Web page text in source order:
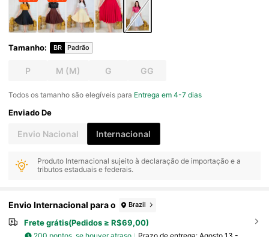
Tamanho: BR Padrão
P M (M) G GG
Todos os tamanho são elegíveis para Entrega em 4-7 dias
Enviado De
Envio Nacional Internacional
Produto Internacional sujeito à declaração de importação e a
tributos estaduais e federais.
Envio Internacional para o Brazil
Frete grátis(Pedidos ≥ R$69,00)